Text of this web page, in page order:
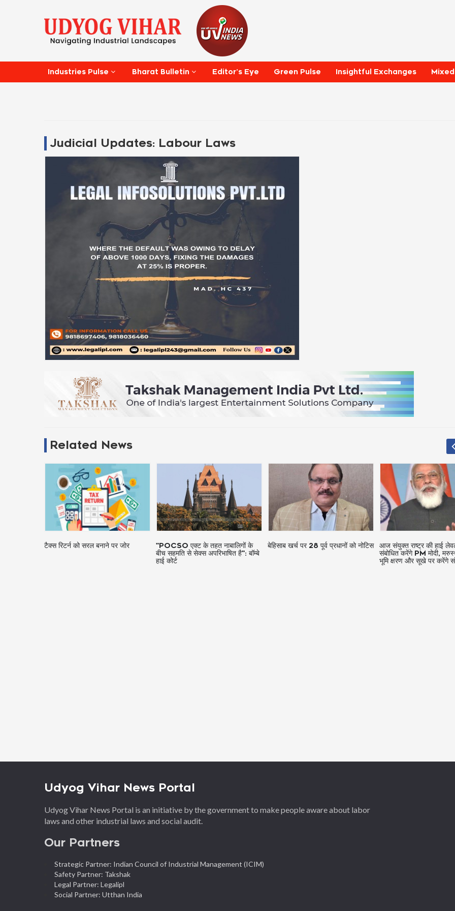
Industries Pulse Bharat Bulletin Editor’s Eye Green Pulse Insightful Exchanges
Judicial Updates: Labour Laws
Related News
''POCSO एक्ट के तहत नाबालिगों के
बेहिसाब खर्च पर 28 पूर्व प्रधानों को नोटिस
आज संयुक्त राष्ट्र की हाई लेवल बैठक को
हाईकोर्ट : चेक बाउंस मामले
बाद रद्द हो सकती है आपराधिक
Udyog Vihar News Portal
Udyog Vihar News Portal is an initiative by the government to make people aware about labor
laws and other industrial laws and social audit.
Our Partners
Strategic Partner: Indian Council of Industrial Management (ICIM)
Safety Partner: Takshak
Legal Partner: Legalipl
Social Partner: Utthan India